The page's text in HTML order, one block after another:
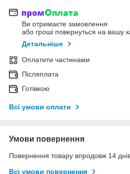
Ви отримаєте замовлення
або гроші повернуться на вашу
Детальніше
Оплатити частинами
Післяплата
Готівкою
Всі умови оплати
Умови повернення
Повернення товару впродовж 14
Всі умови повернення